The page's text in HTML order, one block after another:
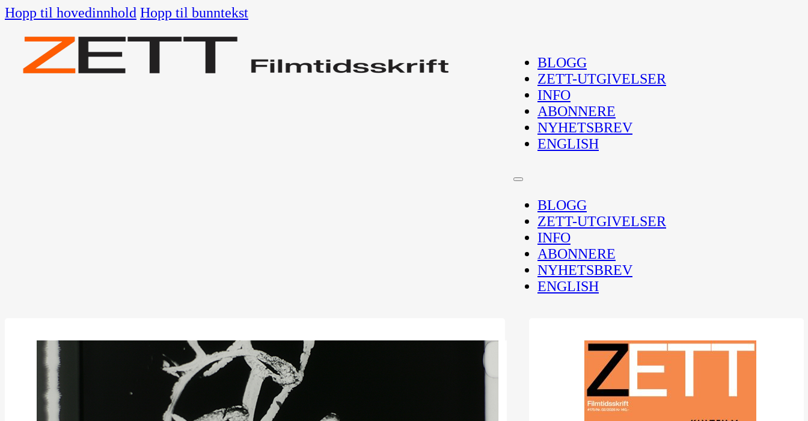
Hopp til hovedinnhold Hopp til bunntekst
BLOGG
ZETT-UTGIVELSER
INFO
ABONNERE
NYHETSBREV
ENGLISH
BLOGG
ZETT-UTGIVELSER
INFO
ABONNERE
NYHETSBREV
ENGLISH